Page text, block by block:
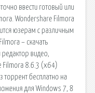
ввести готовый или
Wondershare Filmora
юзерам с различным
– скачать
редактор видео,
Filmora 8.6.3 (x64)
торрент бесплатно на
для Windows 7, 8